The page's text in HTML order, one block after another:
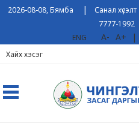
2026-08-08, Бямба | Санал хүсэлт
7777-1992
ENG
A- A+ |